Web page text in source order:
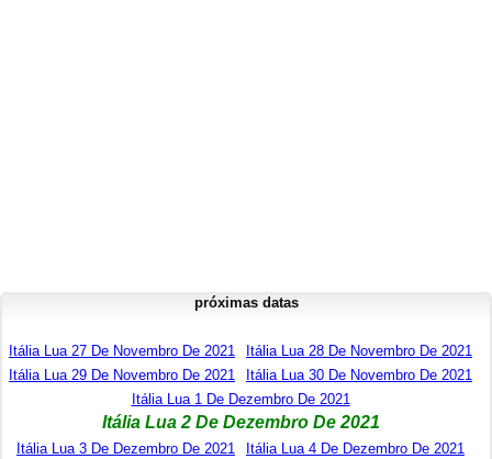
próximas datas
Itália Lua 27 De Novembro De 2021
Itália Lua 28 De Novembro De 2021
Itália Lua 29 De Novembro De 2021
Itália Lua 30 De Novembro De 2021
Itália Lua 1 De Dezembro De 2021
Itália Lua 2 De Dezembro De 2021
Itália Lua 3 De Dezembro De 2021
Itália Lua 4 De Dezembro De 2021